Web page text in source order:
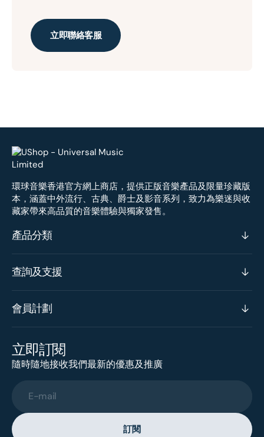
立即聯絡客服
環球音樂香港官方網上商店，提供正版音樂產品及限量珍藏版
本，涵蓋中外流行、古典、爵士及影音系列，致力為樂迷與收
藏家帶來高品質的音樂體驗與獨家發售。
產品分類
查詢及支援
會員計劃
立即訂閱
隨時隨地接收我們最新的優惠及推廣
E-mail
訂閱